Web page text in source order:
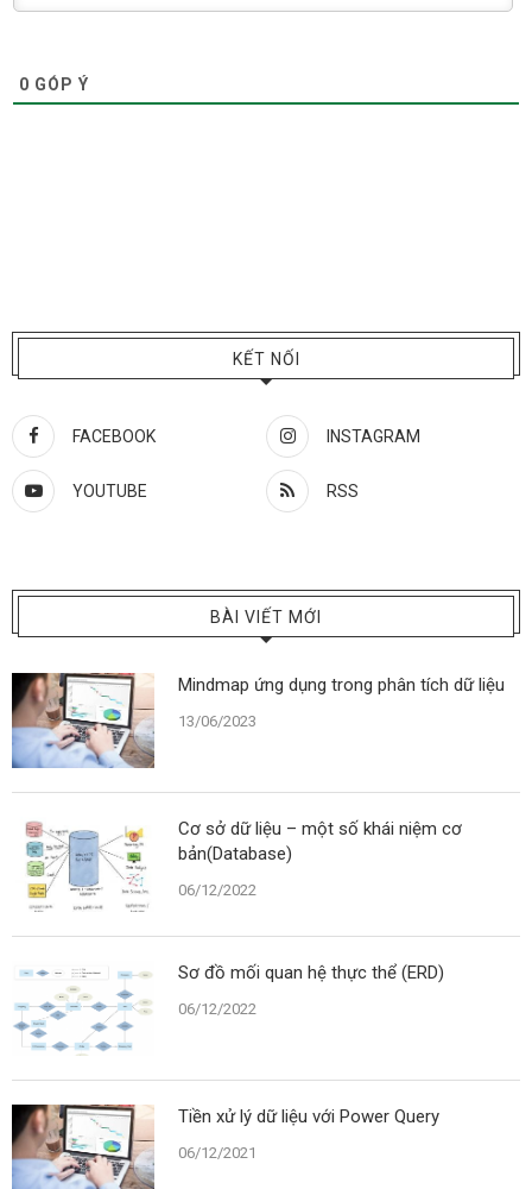
0 GÓP Ý
KẾT NỐI
FACEBOOK INSTAGRAM
YOUTUBE RSS
BÀI VIẾT MỚI
Mindmap ứng dụng trong phân tích dữ liệu
13/06/2023
Cơ sở dữ liệu – một số khái niệm cơ
bản(Database)
06/12/2022
Sơ đồ mối quan hệ thực thể (ERD)
06/12/2022
Tiền xử lý dữ liệu với Power Query
06/12/2021